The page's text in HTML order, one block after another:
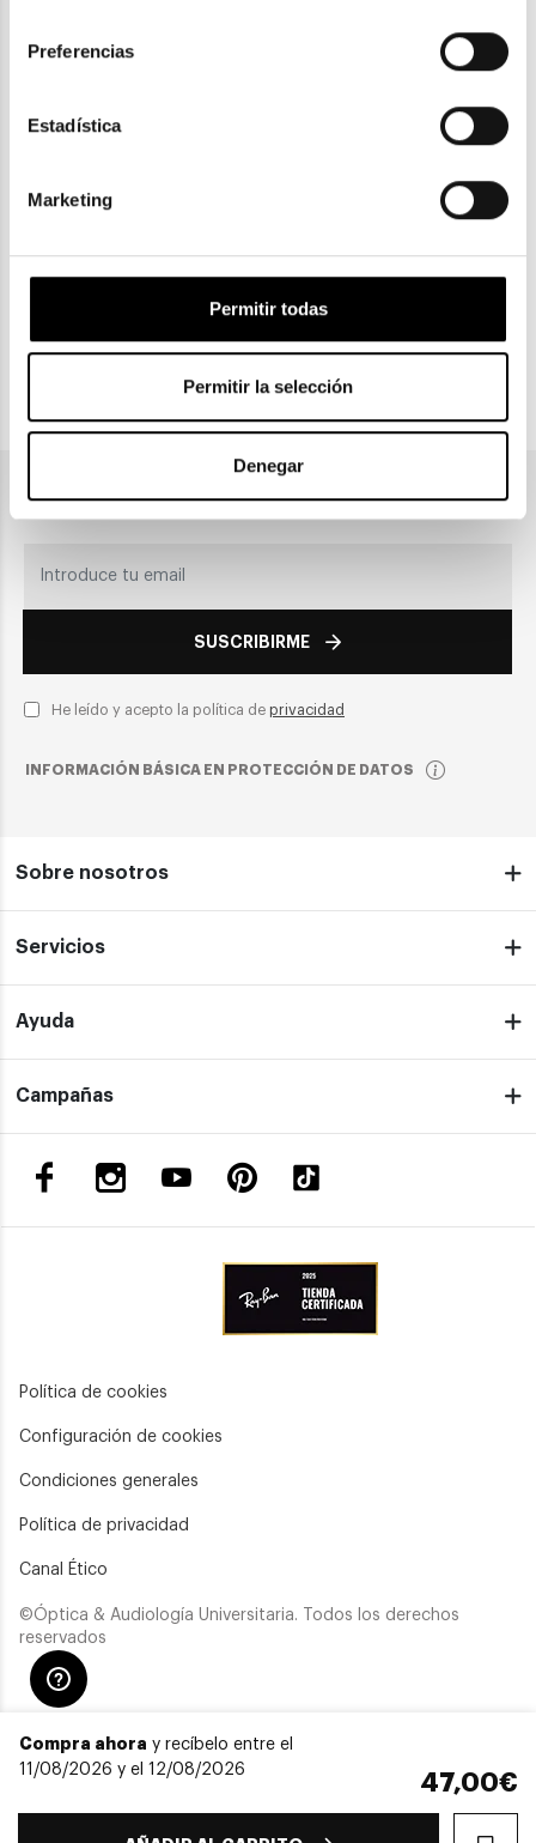
Preferencias
Estadística
Marketing
Permitir todas
Permitir la selección
Denegar
Compra ahora y recíbelo entre el
11/08/2026 y el 12/08/2026
47,00€
Recogida en tienda
Únete a nuestra newsletter
SUSCRIBIRME
He leído y acepto la política de privacidad
INFORMACIÓN BÁSICA EN PROTECCIÓN DE DATOS
Sobre nosotros
Servicios
Ayuda
Campañas
Política de cookies
Configuración de cookies
Condiciones generales
Política de privacidad
Canal Ético
©Óptica & Audiología Universitaria. Todos los derechos
reservados